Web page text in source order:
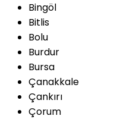
Bingöl
Bitlis
Bolu
Burdur
Bursa
Çanakkale
Çankırı
Çorum